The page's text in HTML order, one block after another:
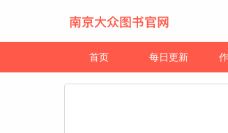
首页 每日更新